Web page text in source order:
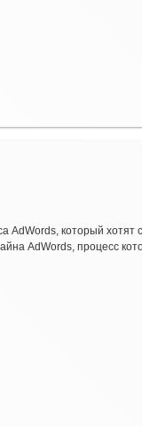
AdWords, который хотят
AdWords, процесс